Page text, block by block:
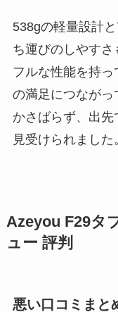
538gの軽量設計
ち運びのしやす
フルな性能を持
の満足につながっ
かさばらず、出
見受けられました
Azeyou F29タ
ュー 評判
悪い口コミまと